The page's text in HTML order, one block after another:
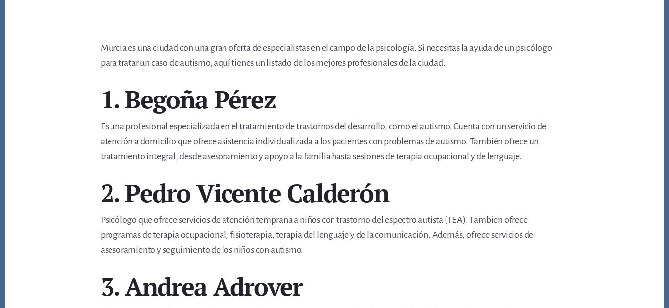
Murcia es una ciudad con una gran oferta de especialistas en el campo de la psicología. Si necesitas la ayuda de un psicólogo
para tratar un caso de autismo, aquí tienes un listado de los mejores profesionales de la ciudad.
1. Begoña Pérez
Es una profesional especializada en el tratamiento de trastornos del desarrollo, como el autismo. Cuenta con un servicio de
atención a domicilio que ofrece asistencia individualizada a los pacientes con problemas de autismo. También ofrece un
tratamiento integral, desde asesoramiento y apoyo a la familia hasta sesiones de terapia ocupacional y de lenguaje.
2. Pedro Vicente Calderón
Psicólogo que ofrece servicios de atención temprana a niños con trastorno del espectro autista (TEA). Tambien ofrece
programas de terapia ocupacional, fisioterapia, terapia del lenguaje y de la comunicación. Además, ofrece servicios de
asesoramiento y seguimiento de los niños con autismo.
3. Andrea Adrover